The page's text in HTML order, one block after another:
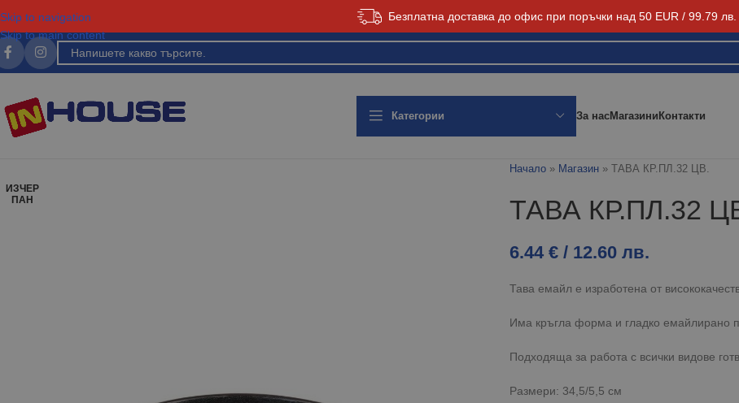
Безплатна доставка до офис при поръчки над 50 EUR / 99.79 лв.
Skip to navigation
Skip to main content
Категории За насМагазиниКонтакти
ИЗЧЕР
ПАН
Начало» Магазин» ТАВА КР.ПЛ.32 ЦВ.
ТАВА КР.ПЛ.32
6.44 € / 12.60 лв.
Тава емайл е изработена от
Има кръгла форма и гладко емайлирано
Подходяща за работа с всички видове
Размери: 34,5/5,5 см